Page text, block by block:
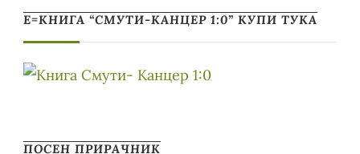
Е=КНИГА “СМУТИ-КАНЦЕР 1:0” КУПИ ТУКА
ПОСЕН ПРИРАЧНИК